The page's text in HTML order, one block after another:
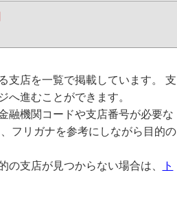
支店を一覧で掲載しています。 支
へ進むことができます。
融機関コードや支店番号が必要な
フリガナを参考にしながら目的の
の支店が見つからない場合は、
ト